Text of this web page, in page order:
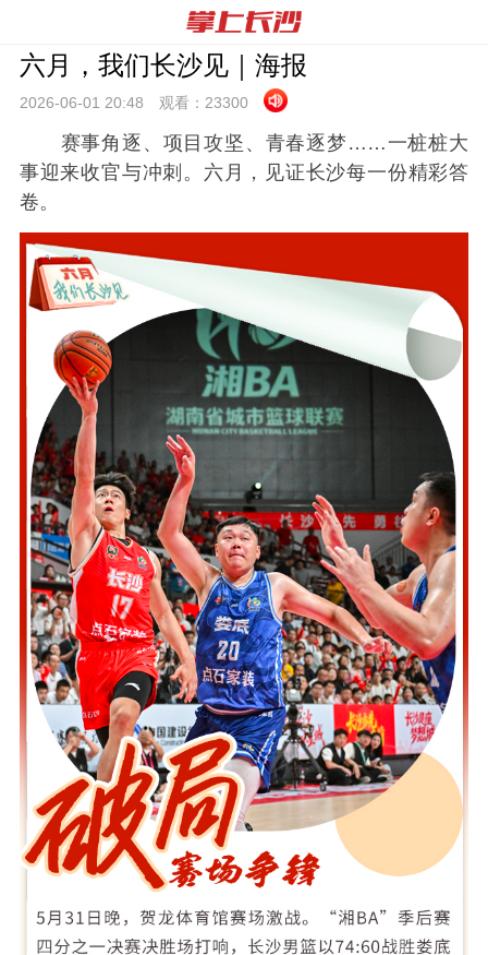
六月，我们长沙见｜海报
2026-06-01 20:48 观看： 23300
赛事角逐、项目攻坚、青春逐梦……一桩桩大
事迎来收官与冲刺。六月，见证长沙每一份精彩答
卷。